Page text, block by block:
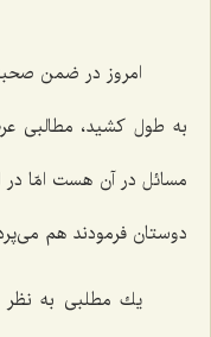
امروز در ضمن
به طول كشید، مطالبی
مسائل در آن هست امّا در
دوستان فرمودند هم
یك مطلبی به نظر